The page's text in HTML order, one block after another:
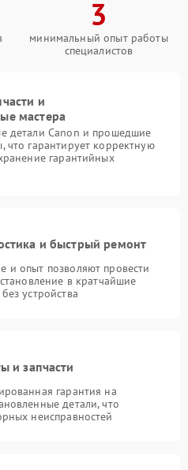
3
минимальный опыт работы
специалистов
и
мастера
детали Canon и прошедшие
что гарантирует корректную
гарантийных
и быстрый ремонт
и опыт позволяют провести
в кратчайшие
устройства
и запчасти
гарантия на
детали, что
неисправностей